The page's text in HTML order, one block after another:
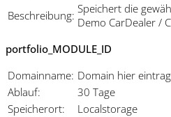
Beschreibung: Speichert die
Demo CarDealer /
portfolio_MODULE_ID
Domainname: Domain hier
Ablauf:
30 Tage
Speicherort:
Localstorage